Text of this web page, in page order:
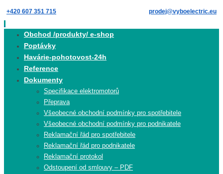
Skip
to
content
+420 607 351 715 prodej@vyboelectric.eu
Obchod /produkty/ e-shop
Poptávky
Havárie-pohotovost-24h
Reference
Dokumenty
Specifikace elektromotorů
Přeprava
Všeobecné obchodní podmínky pro spotřebitele
Všeobecné obchodní podmínky pro podnikatele
Reklamační řád pro spotřebitele
Reklamační řád pro podnikatele
Reklamační protokol
Odstoupení od smlouvy – PDF